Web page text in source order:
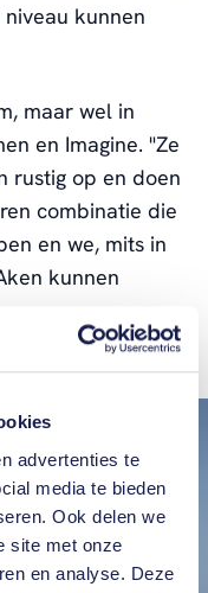
advertenties te
media te bieden
Ook delen we
site met onze
en analyse. Deze
kunnen
maar wel in
en Imagine. "Ze
rustig op en doen
combinatie die
en we, mits in
kunnen